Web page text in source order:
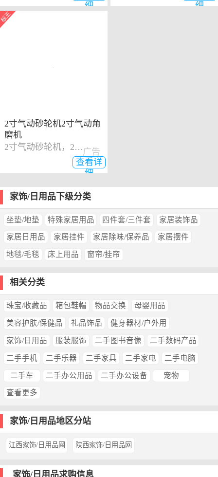
细
细
2寸气动砂轮机2寸气动角
磨机
2寸气动砂轮机，2寸气动角磨机
查看详
细
广告
家饰/日用品下级分类
坐垫/地垫 特殊家居用品 四件套/三件套 家居装饰品
家居日用品 家居挂件 家居除味/保养品 家居摆件
地毯/毛毯 床上用品 窗帘/挂帘
相关分类
珠宝/收藏品 箱包鞋帽 物品交换 母婴用品
美容护肤/保健品 礼品饰品 健身器材/户外用
家饰/日用品 服装服饰 二手图书音像 二手数码产品
二手手机 二手乐器 二手家具 二手家电 二手电脑
二手车 二手办公用品 二手办公设备 宠物
查看更多
家饰/日用品地区分站
江西家饰/日用品网 陕西家饰/日用品网
家饰/日用品求购信息